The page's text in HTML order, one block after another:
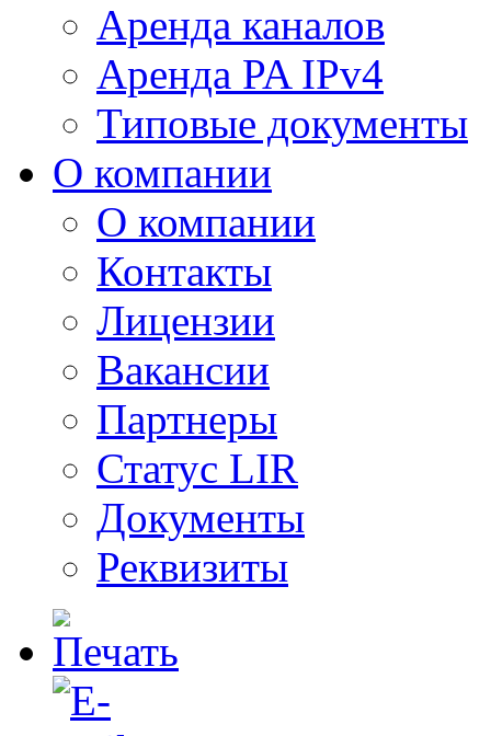
Аренда каналов
Аренда PA IPv4
Типовые документы
О компании
О компании
Контакты
Лицензии
Вакансии
Партнеры
Статус LIR
Документы
Реквизиты